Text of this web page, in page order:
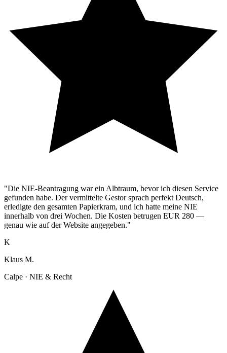
"Die NIE-Beantragung war ein Albtraum, bevor ich diesen Service
gefunden habe. Der vermittelte Gestor sprach perfekt Deutsch,
erledigte den gesamten Papierkram, und ich hatte meine NIE
innerhalb von drei Wochen. Die Kosten betrugen EUR 280 —
genau wie auf der Website angegeben."
K
Klaus M.
Calpe · NIE & Recht